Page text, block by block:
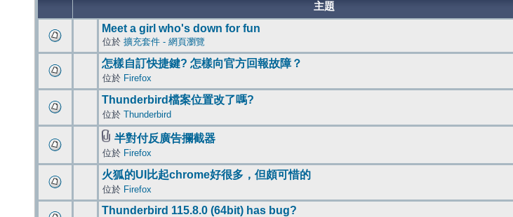
主題
Meet a girl who's down for fun
位於 擴充套件 - 網頁瀏覽
怎樣自訂快捷鍵? 怎樣向官方回報故障？
位於 Firefox
Thunderbird檔案位置改了嗎?
位於 Thunderbird
半對付反廣告攔截器
位於 Firefox
火狐的UI比起chrome好很多，但頗可惜的
位於 Firefox
Thunderbird 115.8.0 (64bit) has bug?